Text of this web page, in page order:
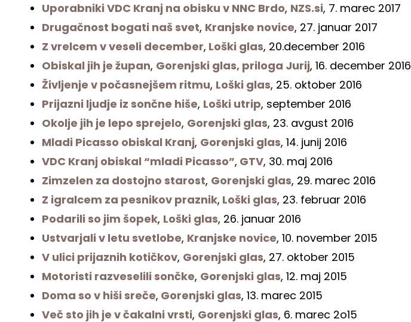
Uporabniki VDC Kranj na obisku v NNC Brdo, NZS.si, 7. marec 2017
Drugačnost bogati naš svet, Kranjske novice, 27. januar 2017
Z vrelcem v veseli december, Loški glas, 20.december 2016
Obiskal jih je župan, Gorenjski glas, priloga Jurij, 16. december 2016
Življenje v počasnejšem ritmu, Loški glas, 25. oktober 2016
Prijazni ljudje iz sončne hiše, Loški utrip, september 2016
Okolje jih je lepo sprejelo, Gorenjski glas, 23. avgust 2016
Mladi Picasso obiskal Kranj, Gorenjski glas, 14. junij 2016
VDC Kranj obiskal “mladi Picasso”, GTV, 30. maj 2016
Zimzelen za dostojno starost, Gorenjski glas, 29. marec 2016
Z igralcem za pesnikov praznik, Loški glas, 23. februar 2016
Podarili so jim šopek, Loški glas, 26. januar 2016
Ustvarjali v letu svetlobe, Kranjske novice, 10. november 2015
V ulici prijaznih kotičkov, Gorenjski glas, 27. oktober 2015
Motoristi razveselili sončke, Gorenjski glas, 12. maj 2015
Doma so v hiši sreče, Gorenjski glas, 13. marec 2015
Več sto jih je v čakalni vrsti, Gorenjski glas, 6. marec 2o15